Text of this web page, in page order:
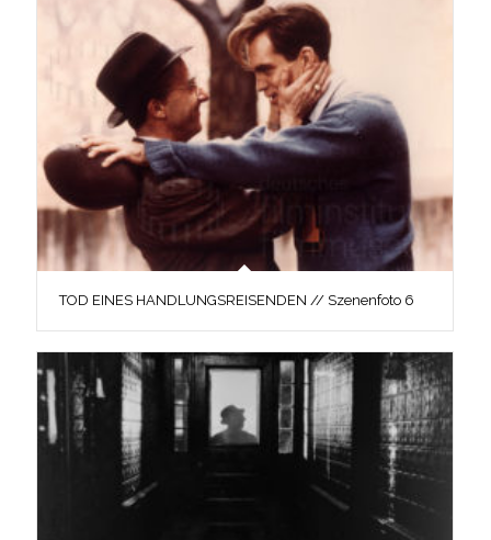
TOD EINES HANDLUNGSREISENDEN // Szenenfoto 6